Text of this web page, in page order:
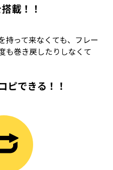
載！！
持って来なくても、フレー
も巻き戻したりしなくて
ピできる！！